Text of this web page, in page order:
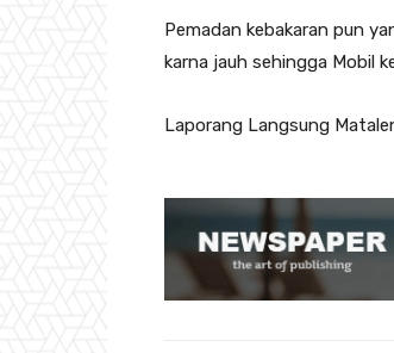
Pemadan kebakaran pun
karna jauh sehingga Mobil
Laporang Langsung